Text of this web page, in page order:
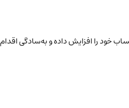
خود را افزایش داده و به‌سادگی